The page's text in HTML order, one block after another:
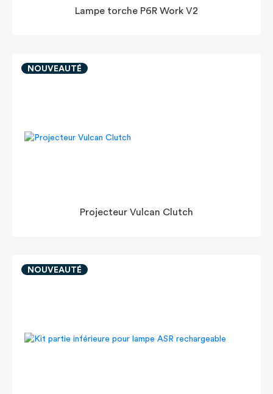
Lampe torche P6R Work V2
NOUVEAUTÉ
Projecteur Vulcan Clutch
NOUVEAUTÉ